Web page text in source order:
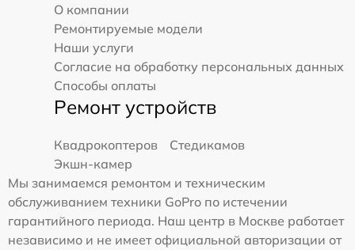
О компании
Ремонтируемые модели
Наши услуги
Согласие на обработку персональных данных
Способы оплаты
Ремонт устройств
Квадрокоптеров
Стедикамов
Экшн-камер
Мы занимаемся ремонтом и техническим
обслуживанием техники GoPro по истечении
гарантийного периода. Наш центр в Москве работает
независимо и не имеет официальной авторизации от